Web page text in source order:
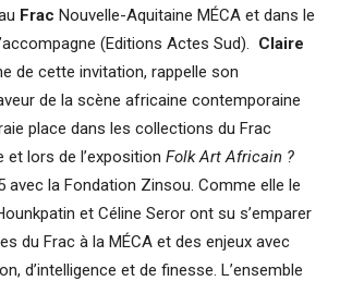
Frac Nouvelle-Aquitaine MÉCA et dans le
(Editions Actes Sud). Claire
de cette invitation, rappelle son
de la scène africaine contemporaine
place dans les collections du Frac
et lors de l’exposition Folk Art Africain ?
avec la Fondation Zinsou. Comme elle le
et Céline Seror ont su s’emparer
du Frac à la MÉCA et des enjeux avec
d’intelligence et de finesse. L’ensemble